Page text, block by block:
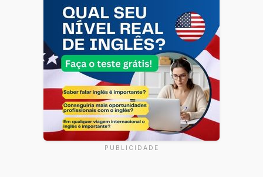
PUBLICIDADE